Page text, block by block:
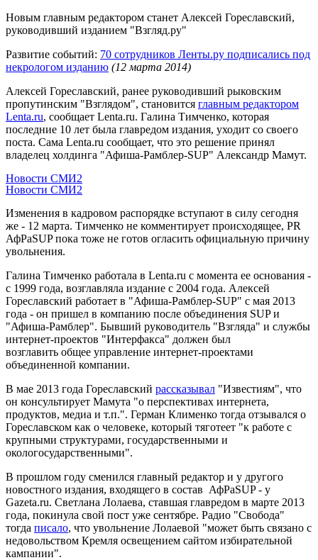
Новым главным редактором станет Алексей Гореславский,
руководивший изданием "Взгляд.ру"
Развитие событий: 70 сотрудников Ленты.ру подписались под
некрологом изданию (12 марта 2014)
Алексей Гореславский, ранее руководивший рыковским
пропутинским "Взглядом", становится главным редактором
Lenta.ru, сообщает Lenta.ru. Галина Тимченко, которая
последние 10 лет была главредом издания, уходит со своего
поста. Сама Lenta.ru сообщает, что это решение принял
владелец холдинга "Афиша-Рамблер-SUP" Александр Мамут.
Новости СМИ2
Новости СМИ2
Изменения в кадровом распорядке вступают в силу сегодня
же - 12 марта. Тимченко не комментирует происходящее, PR
АфРаSUP пока тоже не готов огласить официальную причину
увольнения.
Галина Тимченко работала в Lenta.ru с момента ее основания -
с 1999 года, возглавляла издание с 2004 года. Алексей
Гореславский работает в "Афиша-Рамблер-SUP" с мая 2013
года - он пришел в компанию после объединения SUP и
"Афиша-Рамблер". Бывший руководитель "Взгляда" и службы
интернет-проектов "Интерфакса" должен был
возглавить общее управление интернет-проектами
объединенной компании.
В мае 2013 года Гореславский рассказывал "Известиям", что
он консультирует Мамута "о перспективах интернета,
продуктов, медиа и т.п.". Герман Клименко тогда отзывался о
Гореславском как о человеке, который тяготеет "к работе с
крупными структурами, государственными и
окологосударственными".
В прошлом году сменился главный редактор и у другого
новостного издания, входящего в состав АфРаSUP - у
Gazeta.ru. Светлана Лолаева, ставшая главредом в марте 2013
года, покинула свой пост уже сентябре. Радио "Свобода"
тогда писало, что увольнение Лолаевой "может быть связано с
недовольством Кремля освещением сайтом избирательной
кампании".